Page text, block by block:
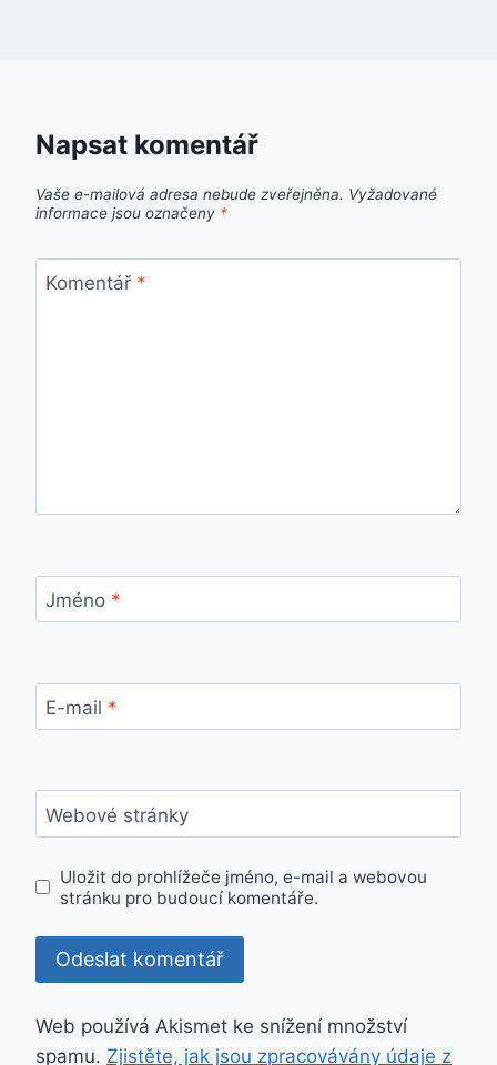
Napsat komentář
Vaše e-mailová adresa nebude zveřejněna. Vyžadované
informace jsou označeny *
Komentář *
Jméno *
E-mail *
Webové stránky
Uložit do prohlížeče jméno, e-mail a webovou
stránku pro budoucí komentáře.
Web používá Akismet ke snížení množství
spamu. Zjistěte, jak jsou zpracovávány údaje z